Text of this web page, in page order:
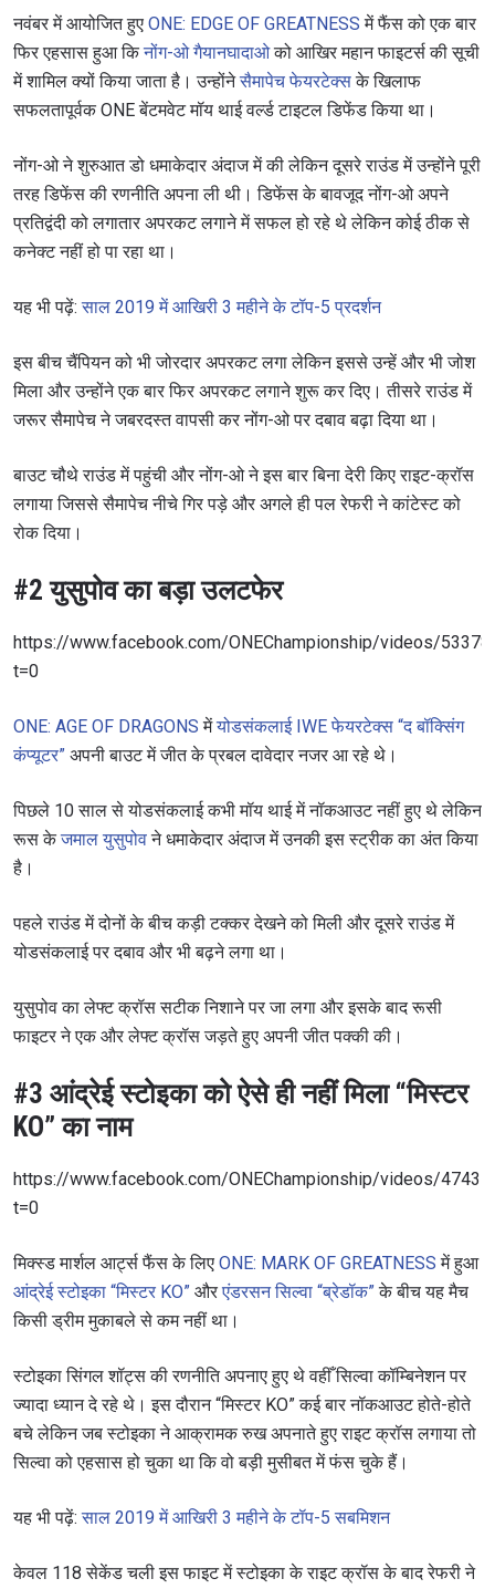
नवंबर में आयोजित हुए ONE: EDGE OF GREATNESS में फैंस को एक बार
फिर एहसास हुआ किनोंग-ओ गैयानघादाओको आखिर महान फाइटर्स की सूची
में शामिल क्यों किया जाता है। उन्होंनेसैमापेच फेयरटेक्सके खिलाफ
सफलतापूर्वक ONE बेंटमवेट मॉय थाई वर्ल्ड टाइटल डिफेंड किया था।
नोंग-ओ ने शुरुआत डो धमाकेदार अंदाज में की लेकिन दूसरे राउंड में उन्होंने पूरी
तरह डिफेंस की रणनीति अपना ली थी। डिफेंस के बावजूद नोंग-ओ अपने
प्रतिद्वंदी को लगातार अपरकट लगाने में सफल हो रहे थे लेकिन कोई ठीक से
कनेक्ट नहीं हो पा रहा था।
यह भी पढ़ें:साल 2019 में आखिरी 3 महीने के टॉप-5 प्रदर्शन
इस बीच चैंपियन को भी जोरदार अपरकट लगा लेकिन इससे उन्हें और भी जोश
मिला और उन्होंने एक बार फिर अपरकट लगाने शुरू कर दिए। तीसरे राउंड में
जरूर सैमापेच ने जबरदस्त वापसी कर नोंग-ओ पर दबाव बढ़ा दिया था।
बाउट चौथे राउंड में पहुंची और नोंग-ओ ने इस बार बिना देरी किए राइट-क्रॉस
लगाया जिससे सैमापेच नीचे गिर पड़े और अगले ही पल रेफरी ने कांटेस्ट को
रोक दिया।
#2 युसुपोव का बड़ा उलटफेर
https://www.facebook.com/ONEChampionship/videos/
t=0
ONE: AGE OF DRAGONS मेंयोडसंकलाई IWE फेयरटेक्स “द बॉक्सिंग
कंप्यूटर” अपनी बाउट में जीत के प्रबल दावेदार नजर आ रहे थे।
पिछले 10 साल से योडसंकलाई कभी मॉय थाई में नॉकआउट नहीं हुए थे लेकिन
रूस केजमाल युसुपोवने धमाकेदार अंदाज में उनकी इस स्ट्रीक का अंत किया
है।
पहले राउंड में दोनों के बीच कड़ी टक्कर देखने को मिली और दूसरे राउंड में
योडसंकलाई पर दबाव और भी बढ़ने लगा था।
युसुपोव का लेफ्ट क्रॉस सटीक निशाने पर जा लगा और इसके बाद रूसी
फाइटर ने एक और लेफ्ट क्रॉस जड़ते हुए अपनी जीत पक्की की।
#3 आंद्रेई स्टोइका को ऐसे ही नहीं मिला “मिस्टर
KO” का नाम
https://www.facebook.com/ONEChampionship/videos/
t=0
मिक्स्ड मार्शल आर्ट्स फैंस के लिए ONE: MARK OF GREATNESS में हुआ
आंद्रेई स्टोइका “मिस्टर KO” औरएंडरसन सिल्वा “ब्रेडॉक”के बीच यह मैच
किसी ड्रीम मुकाबले से कम नहीं था।
स्टोइका सिंगल शॉट्स की रणनीति अपनाए हुए थे वहीँ सिल्वा कॉम्बिनेशन पर
ज्यादा ध्यान दे रहे थे। इस दौरान “मिस्टर KO” कई बार नॉकआउट होते-होते
बचे लेकिन जब स्टोइका ने आक्रामक रुख अपनाते हुए राइट क्रॉस लगाया तो
सिल्वा को एहसास हो चुका था कि वो बड़ी मुसीबत में फंस चुके हैं।
यह भी पढ़ें:साल 2019 में आखिरी 3 महीने के टॉप-5 सबमिशन
केवल 118 सेकेंड चली इस फाइट में स्टोइका के राइट क्रॉस के बाद रेफरी ने